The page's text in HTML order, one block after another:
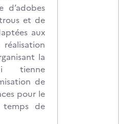
d’adobes
et de
aux
la
tienne
de
pour le
de